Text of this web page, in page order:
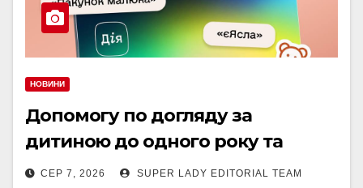
НОВИНИ
Допомогу по догляду за
дитиною до одного року та
«єЯсла» можна отримувати на
СЕР 7, 2026 SUPER LADY EDITORIAL TEAM